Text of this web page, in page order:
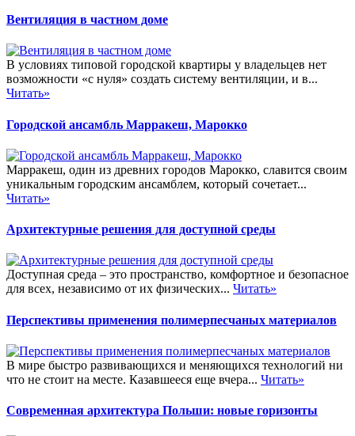
Вентиляция в частном доме
В условиях типовой городской квартиры у владельцев нет
возможности «с нуля» создать систему вентиляции, и в...
Читать»
Городской ансамбль Марракеш, Марокко
Марракеш, один из древних городов Марокко, славится своим
уникальным городским ансамблем, который сочетает...
Читать»
Архитектурные решения для доступной среды
Доступная среда – это пространство, комфортное и безопасное
для всех, независимо от их физических... Читать»
Перспективы применения полимерпесчаных материалов
В мире быстро развивающихся и меняющихся технологий ни
что не стоит на месте. Казавшееся еще вчера... Читать»
Современная архитектура Польши: новые горизонты